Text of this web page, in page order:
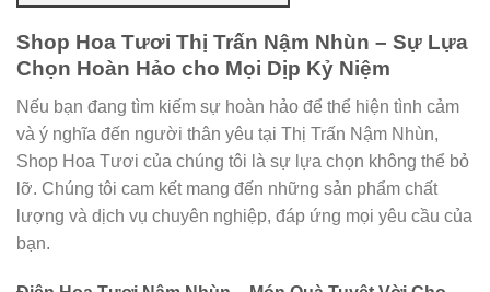
Shop Hoa Tươi Thị Trấn Nậm Nhùn – Sự Lựa
Chọn Hoàn Hảo cho Mọi Dịp Kỷ Niệm
Nếu bạn đang tìm kiếm sự hoàn hảo để thể hiện tình cảm
và ý nghĩa đến người thân yêu tại Thị Trấn Nậm Nhùn,
Shop Hoa Tươi của chúng tôi là sự lựa chọn không thể bỏ
lỡ. Chúng tôi cam kết mang đến những sản phẩm chất
lượng và dịch vụ chuyên nghiệp, đáp ứng mọi yêu cầu của
bạn.